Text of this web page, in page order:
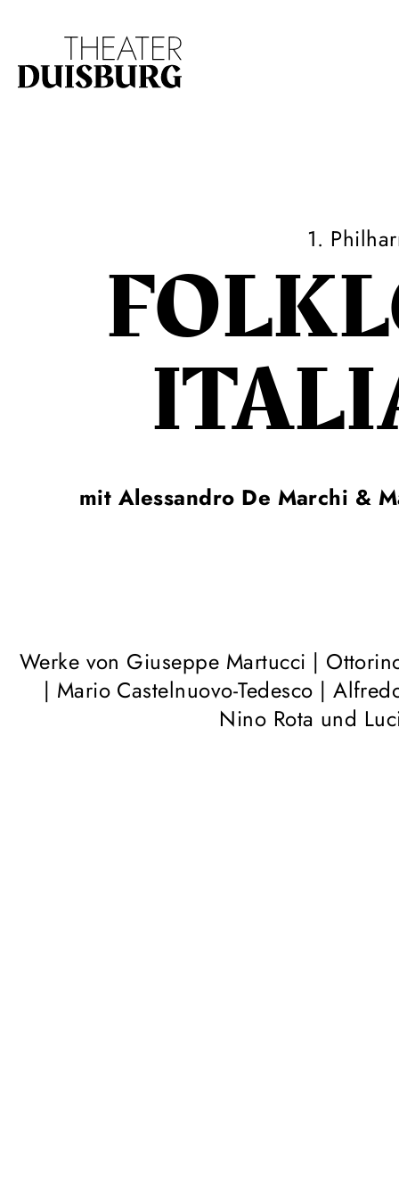
1.
mit Alessandro De Marchi &
Werke von Giuseppe Martucci |
| Mario Castelnuovo-Tedesco |
Nino Rota und